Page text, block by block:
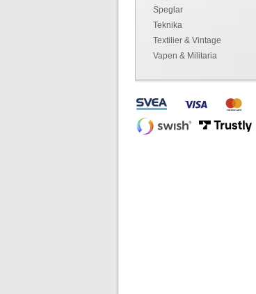
Speglar
Teknika
Textilier & Vintage
Vapen & Militaria